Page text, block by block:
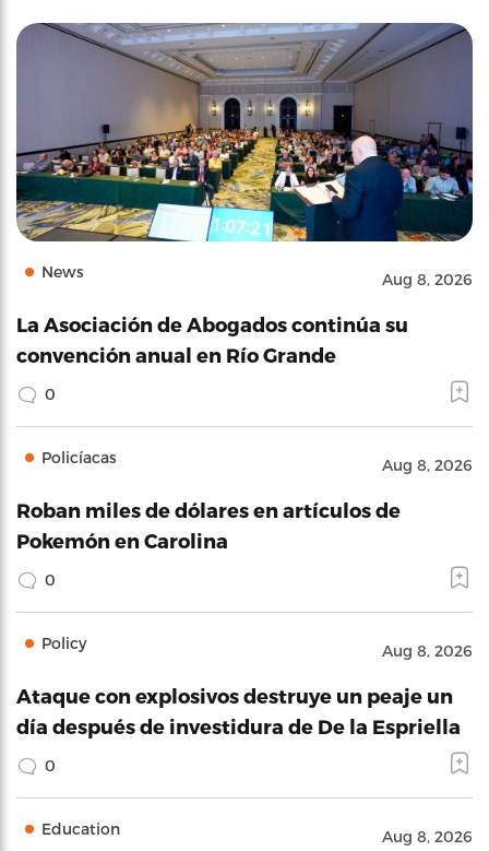
News Aug 8, 2026
La Asociación de Abogados continúa su
convención anual en Río Grande
0
Policíacas Aug 8, 2026
Roban miles de dólares en artículos de
Pokemón en Carolina
0
Policy Aug 8, 2026
Ataque con explosivos destruye un peaje un
día después de investidura de De la Espriella
0
Education Aug 8, 2026